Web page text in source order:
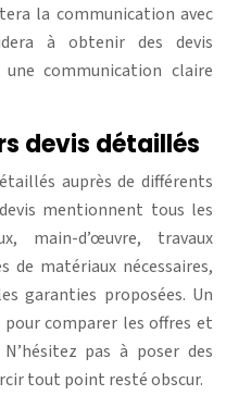
la communication avec
à obtenir des devis
communication claire
devis détaillés
auprès de différents
mentionnent tous les
main-d’œuvre, travaux
de matériaux nécessaires,
garanties proposées. Un
comparer les offres et
pas à poser des
tout point resté obscur.